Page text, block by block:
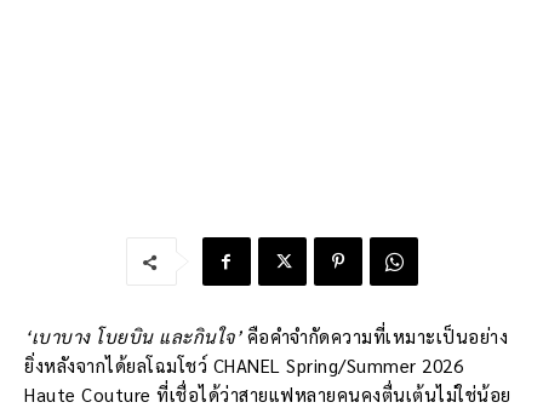
‘เบาบาง โบยบิน และกินใจ’ คือคำจำกัดความที่เหมาะเป็นอย่าง
ยิ่งหลังจากได้ยลโฉมโชว์ CHANEL Spring/Summer 2026
Haute Couture ที่เชื่อได้ว่าสายแฟหลายคนคงตื่นเต้นไม่ใช่น้อย